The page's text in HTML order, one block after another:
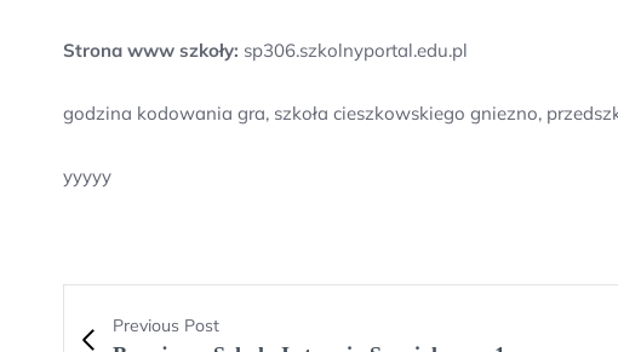
Strona www szkoły: sp306.szkolnyportal.edu.pl
godzina kodowania gra, szkoła cieszkowskiego gniezno,
yyyyy
Previous Post